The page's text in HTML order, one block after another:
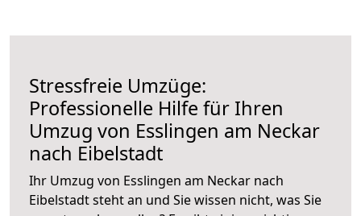
Stressfreie Umzüge:
Professionelle Hilfe für Ihren
Umzug von Esslingen am Neckar
nach Eibelstadt
Ihr Umzug von Esslingen am Neckar nach
Eibelstadt steht an und Sie wissen nicht, was Sie